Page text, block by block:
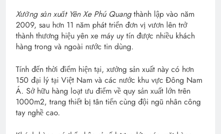
Xưởng sản xuất Yên Xe Phú Quangthành lập vào năm
2009, sau hơn 11 năm phát triển đơn vị vươn lên trở
thành thương hiệu yên xe máy uy tín được nhiều khách
hàng trong và ngoài nước tin dùng.
Tính đến thời điểm hiện tại, xưởng sản xuất này có hơn
150 đại lý tại Việt Nam và các nước khu vực Đông Nam
Á. Sở hữu hàng loạt ưu điểm về quy sản xuất lớn trên
1000m2, trang thiết bị tân tiến cùng đội ngũ nhân công
tay nghề cao.